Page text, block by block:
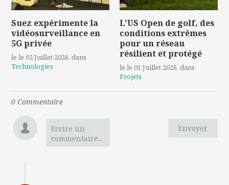
Suez expérimente la
vidéosurveillance en
5G privée
le le 02 Juillet 2026, dans
Technologies
L'US Open de golf, des
conditions extrêmes
pour un réseau
résilient et protégé
le le 01 Juillet 2026, dans
Projets
0 Commentaire
Envoyer
Ecrire un
commentaire...